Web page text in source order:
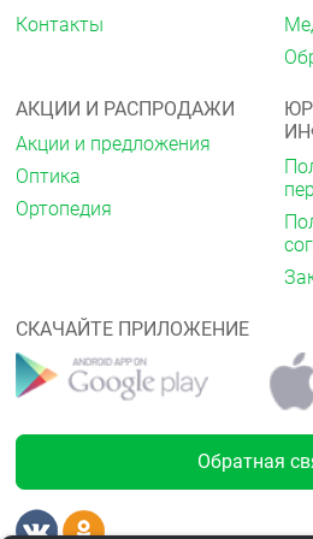
Основными выявленными
розувастатина являются N-
десметилрозувастатин
активен, чем изначальный
лактоновые метаболиты
неактивны. Более 90 %
активности по
ГМГ-КоА-редуктазы
розувастатином, остальное —
Около 90 % дозы
неизменённом виде через
абсорбированный и
розувастатин). Оставшаяся
полувыведения не
дозы препарата. Средний
плазменный клиренс
Контакты
АКЦИИ И РАСПРОДАЖИ
Акции и предложения
Оптика
Ортопедия
СКАЧАЙТЕ ПРИЛОЖЕНИЕ
Обратная